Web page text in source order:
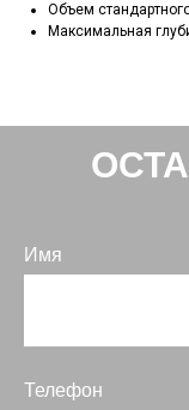
Объем
Максимальная
Имя
Телефон